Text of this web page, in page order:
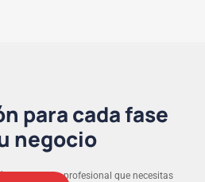
para cada fase
negocio
y el soporte profesional que necesitas